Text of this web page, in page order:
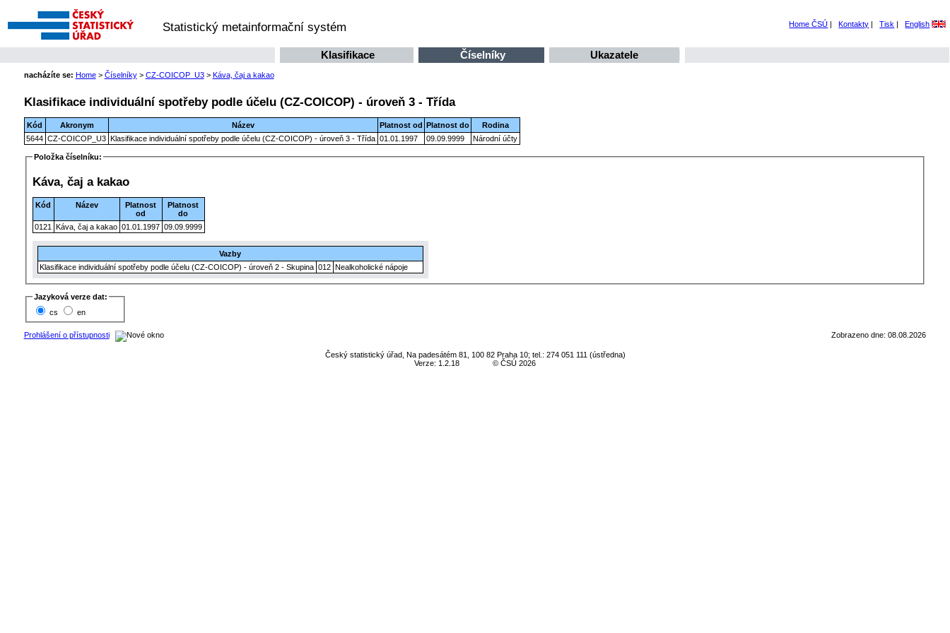
Statistický metainformační systém Home ČSÚ | Kontakty | Tisk | English
Klasifikace Číselníky Ukazatele
nacházíte se: Home> Číselníky> CZ-COICOP_U3> Káva, čaj a kakao
Klasifikace individuální spotřeby podle účelu (CZ-COICOP) - úroveň 3 - Třída
Kód Akronym Název Platnost od Platnost do
Rodina
5644 CZ-COICOP_U3 Klasifikace individuální spotřeby podle účelu (CZ-COICOP) - úroveň 3 - Třída 01.01.1997 09.09.9999 Národní účty
Položka číselníku:
Káva, čaj a kakao
Kód Název
Platnost
od
Platnost
do
0121
Káva, čaj a kakao 01.01.1997 09.09.9999
Vazby
Klasifikace individuální spotřeby podle účelu (CZ-COICOP) - úroveň 2 - Skupina 012 Nealkoholické nápoje
Jazyková verze dat:
cs
en
Prohlášení o přístupnosti Zobrazeno dne: 08.08.2026
Český statistický úřad, Na padesátém 81, 100 82 Praha 10; tel.: 274 051 111 (ústředna)
Verze: 1.2.18
© ČSÚ 2026